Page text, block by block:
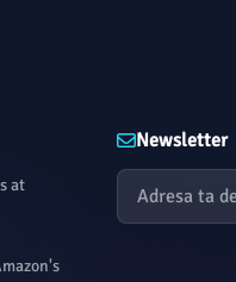
at
Newsletter